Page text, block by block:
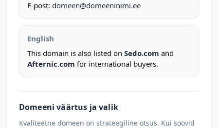
E-post: domeen@domeeninimi.ee
English
This domain is also listed on Sedo.com and
Afternic.com for international buyers.
Domeeni väärtus ja valik
Kvaliteetne domeen on strateegiline otsus. Kui soovid